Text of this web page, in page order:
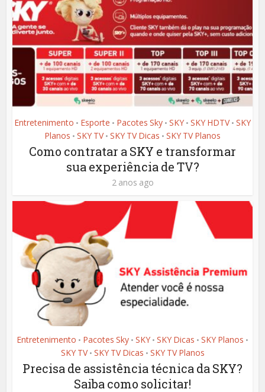
Entretenimento • Esporte • Pacotes Sky • SKY • SKY HDTV • SKY
Planos • SKY TV • SKY TV Dicas • SKY TV Planos
Como contratar a SKY e transformar
sua experiência de TV?
2 anos ago
Entretenimento • Pacotes Sky • SKY • SKY Dicas • SKY Planos •
SKY TV • SKY TV Dicas • SKY TV Planos
Precisa de assistência técnica da SKY?
Saiba como solicitar!